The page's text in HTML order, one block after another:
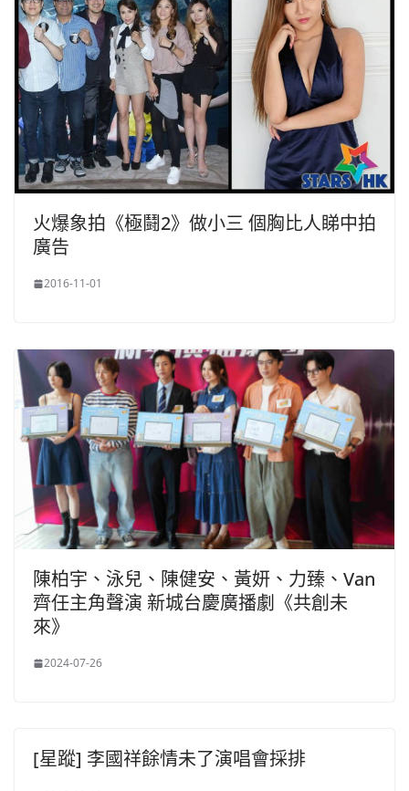
火爆象拍《極鬪2》做小三 個胸比人睇中拍
廣告
2016-11-01
陳柏宇、泳兒、陳健安、黃妍、力臻、Van
齊任主角聲演 新城台慶廣播劇《共創未
來》
2024-07-26
[星蹤] 李國祥餘情未了演唱會採排